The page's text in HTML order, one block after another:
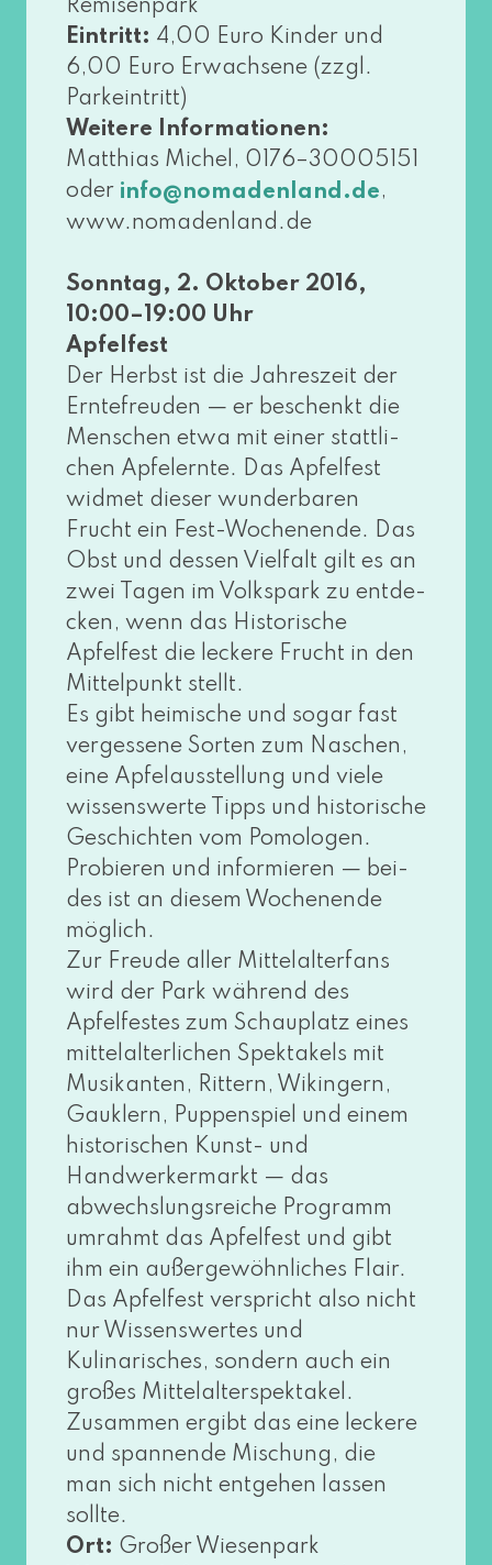
Remisenpark
Eintritt: 4,00 Euro Kinder und
6,00 Euro Erwachsene (zzgl.
Parkeintritt)
Weitere Informationen:
Matthias Michel, 0176–30005151
oder info@​nomadenland.​de,
www​.noma​den​land​.de
Sonntag, 2. Oktober 2016,
10:00–19:00 Uhr
Apfelfest
Der Herbst ist die Jahreszeit der
Erntefreuden — er beschenkt die
Menschen etwa mit einer statt­li­
chen Apfelernte. Das Apfelfest
wid­met die­ser wun­der­ba­ren
Frucht ein Fest-Wochenende. Das
Obst und des­sen Vielfalt gilt es an
zwei Tagen im Volkspark zu ent­de­
cken, wenn das Historische
Apfelfest die lecke­re Frucht in den
Mittelpunkt stellt.
Es gibt hei­mi­sche und sogar fast
ver­ges­se­ne Sorten zum Naschen,
eine Apfelausstellung und vie­le
wis­sens­wer­te Tipps und his­to­ri­sche
Geschichten vom Pomologen.
Probieren und infor­mie­ren — bei­
des ist an die­sem Wochenende
mög­lich.
Zur Freude aller Mittelalterfans
wird der Park wäh­rend des
Apfelfestes zum Schauplatz eines
mit­tel­al­ter­li­chen Spektakels mit
Musikanten, Rittern, Wikingern,
Gauklern, Puppenspiel und einem
his­to­ri­schen Kunst- und
Handwerkermarkt — das
abwechs­lungs­rei­che Programm
umrahmt das Apfelfest und gibt
ihm ein außer­ge­wöhn­li­ches Flair.
Das Apfelfest ver­spricht also nicht
nur Wissenswertes und
Kulinarisches, son­dern auch ein
gro­ßes Mittelalterspektakel.
Zusammen ergibt das eine lecke­re
und span­nen­de Mischung, die
man sich nicht ent­ge­hen las­sen
soll­te.
Ort: Großer Wiesenpark